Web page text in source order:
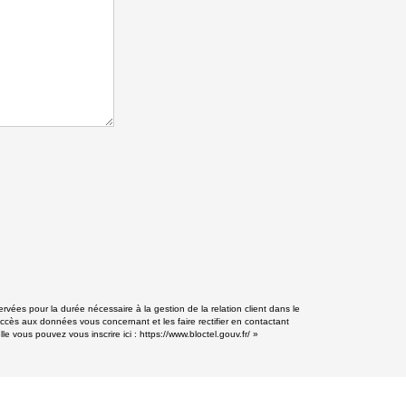
pour la durée nécessaire à la gestion de la relation client dans le
aux données vous concernant et les faire rectifier en contactant
vous pouvez vous inscrire ici : https://www.bloctel.gouv.fr/ »